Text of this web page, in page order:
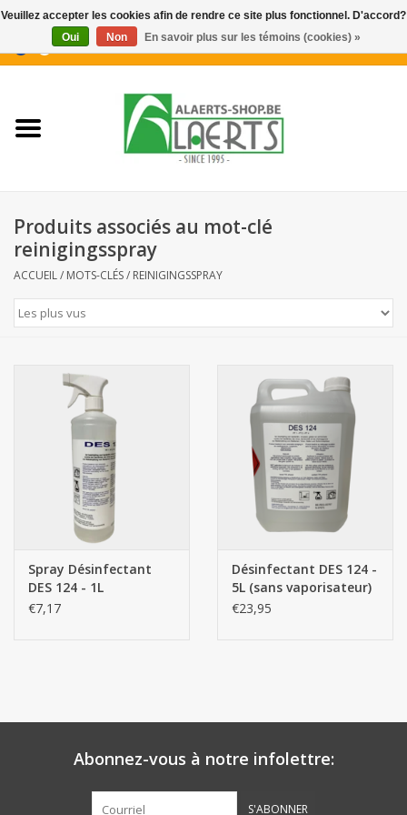
0 Articles - €0,00
Nouveautés
Biscuits pour le café
Biscuits apéritifs / Snacks salés
Botanicals
Bonbons pour la bonbonnière
Rouleaux de caisse thermiques
Produits d'hygiène
Matériel d'emballage
Fournitures de bureau
Produits associés au mot-clé
reinigingsspray
ACCUEIL/ MOTS-CLÉS/ REINIGINGSSPRAY
Spray Désinfectant
DES 124 - 1L
€7,17
Désinfectant DES 124 -
5L (sans vaporisateur)
€23,95
Abonnez-vous à notre infolettre:
S'ABONNER
Veuillez accepter les cookies afin de rendre ce site plus fonctionnel. D'accord?
Oui
Non En savoir plus sur les témoins (cookies) »